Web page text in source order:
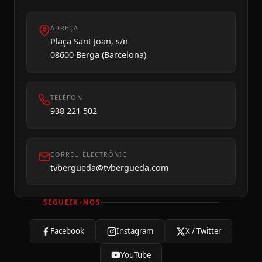
ADREÇA
Plaça Sant Joan, s/n
08600 Berga (Barcelona)
TELÈFON
938 221 502
CORREU ELECTRÒNIC
tvbergueda@tvbergueda.com
SEGUEIX-NOS
Facebook Instagram X / Twitter
YouTube